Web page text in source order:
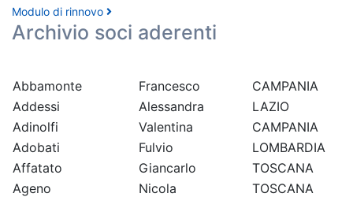
Modulo di rinnovo
Archivio soci aderenti
Abbamonte Francesco
CAMPANIA
Addessi
Alessandra
LAZIO
Adinolfi
Valentina
CAMPANIA
Adobati
Fulvio
LOMBARDIA
Affatato
Giancarlo
TOSCANA
Ageno
Nicola
TOSCANA